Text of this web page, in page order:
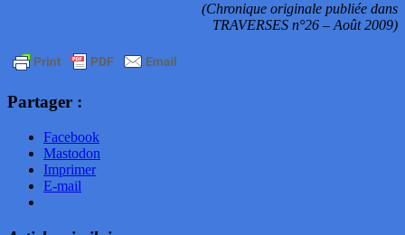
(Chronique originale publiée dans
TRAVERSES n°26 – Août 2009)
Partager :
Facebook
Mastodon
Imprimer
E-mail